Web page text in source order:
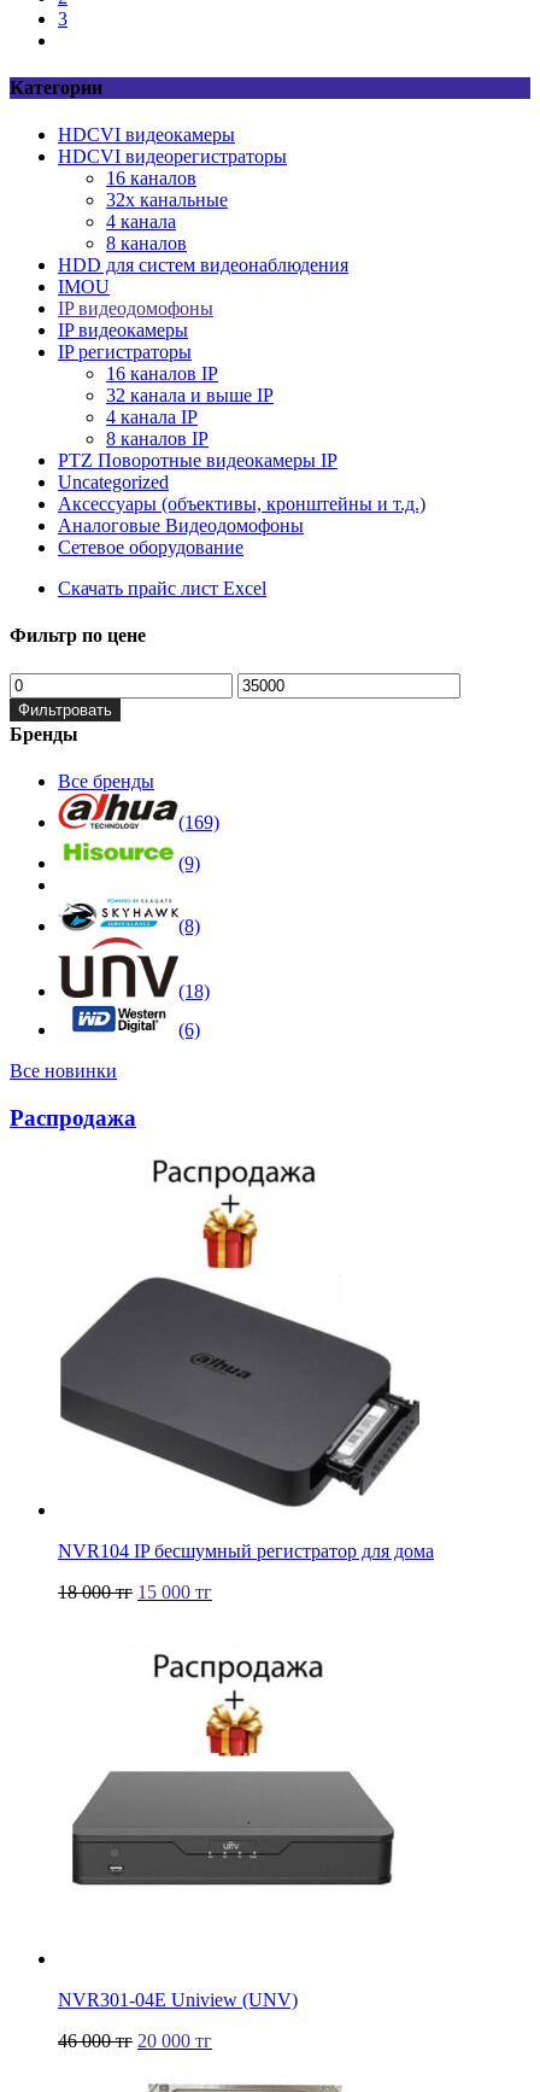
3
Категории
HDCVI видеокамеры
HDCVI видеорегистраторы
16 каналов
32х канальные
4 канала
8 каналов
HDD для систем видеонаблюдения
IMOU
IP видеодомофоны
IP видеокамеры
IP регистраторы
16 каналов IР
32 канала и выше IР
4 канала IР
8 каналов IР
PTZ Поворотные видеокамеры IP
Uncategorized
Аксессуары (объективы, кронштейны и т.д.)
Аналоговые Видеодомофоны
Сетевое оборудование
Скачать прайс лист Excel
Фильтр по цене
Фильтровать
Бренды
Все бренды
(169)
(9)
(8)
(18)
(6)
Все новинки
Распродажа
NVR104 IP бесшумный регистратор для дома
18 000тг 15 000 тг
NVR301-04Е Uniview (UNV)
46 000тг 20 000 тг